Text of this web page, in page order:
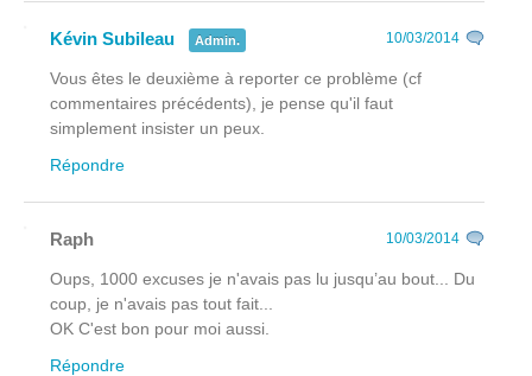
Kévin Subileau Admin. 10/03/2014
Vous êtes le deuxième à reporter ce problème (cf
commentaires précédents), je pense qu'il faut
simplement insister un peux.
Répondre
Raph 10/03/2014
Oups, 1000 excuses je n'avais pas lu jusqu’au bout... Du
coup, je n'avais pas tout fait...
OK C'est bon pour moi aussi.
Répondre